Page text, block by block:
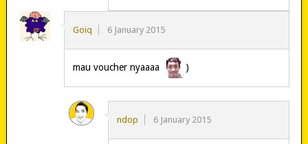
Goiq 6 January 2015
mau voucher nyaaaa )
ndop 6 January 2015